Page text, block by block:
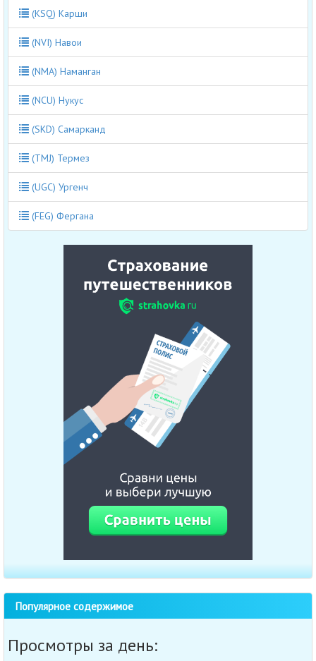
(KSQ) Карши
(NVI) Навои
(NMA) Наманган
(NCU) Нукус
(SKD) Самарканд
(TMJ) Термез
(UGC) Ургенч
(FEG) Фергана
Популярное содержимое
Просмотры за день: